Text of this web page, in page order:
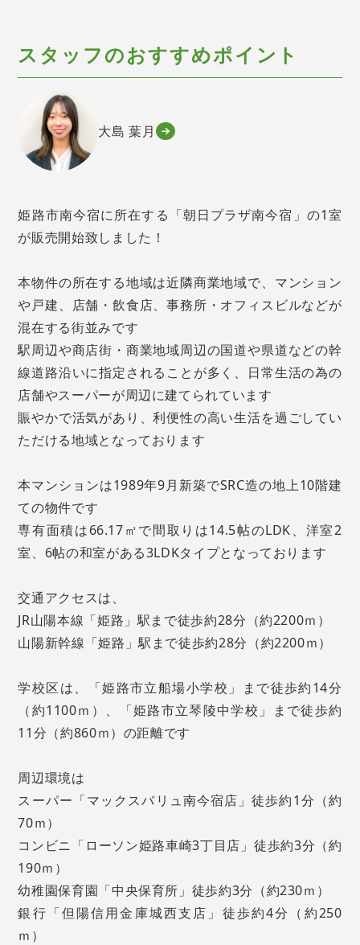
スタッフのおすすめポイント
大島 葉月
姫路市南今宿に所在する「朝日プラザ南今宿」の1室
が販売開始致しました！
本物件の所在する地域は近隣商業地域で、マンション
や戸建、店舗・飲食店、事務所・オフィスビルなどが
混在する街並みです
駅周辺や商店街・商業地域周辺の国道や県道などの幹
線道路沿いに指定されることが多く、日常生活の為の
店舗やスーパーが周辺に建てられています
賑やかで活気があり、利便性の高い生活を過ごしてい
ただける地域となっております
本マンションは1989年9月新築でSRC造の地上10階建
ての物件です
専有面積は66.17㎡で間取りは14.5帖のLDK、洋室2
室、6帖の和室がある3LDKタイプとなっております
交通アクセスは、
JR山陽本線「姫路」駅まで徒歩約28分（約2200ｍ）
山陽新幹線「姫路」駅まで徒歩約28分（約2200ｍ）
学校区は、「姫路市立船場小学校」まで徒歩約14分
（約1100ｍ）、「姫路市立琴陵中学校」まで徒歩約
11分（約860ｍ）の距離です
周辺環境は
スーパー「マックスバリュ南今宿店」徒歩約1分（約
70ｍ）
コンビニ「ローソン姫路車崎3丁目店」徒歩約3分（約
190ｍ）
幼稚園保育園「中央保育所」徒歩約3分（約230ｍ）
銀行「但陽信用金庫城西支店」徒歩約4分（約250
ｍ）